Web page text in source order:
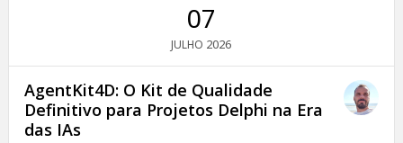
07
JULHO 2026
AgentKit4D: O Kit de Qualidade
Definitivo para Projetos Delphi na Era
das IAs